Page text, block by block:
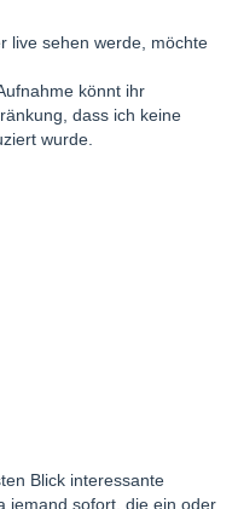
live sehen werde, möchte
könnt ihr
dass ich keine
wurde.
Blick interessante
jemand sofort, die ein oder